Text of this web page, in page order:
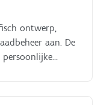
ontwerp,
aan. De